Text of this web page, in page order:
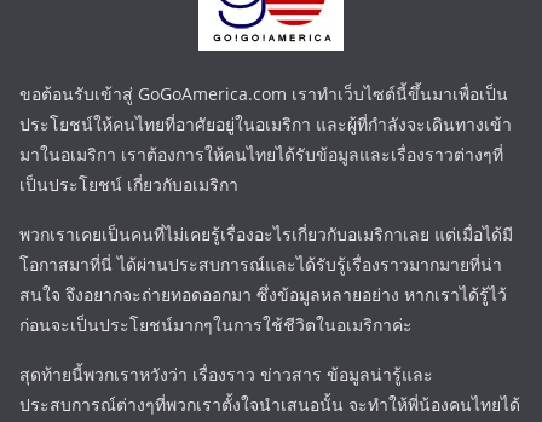
ขอต้อนรับเข้าสู่ GoGoAmerica.com เราทำเว็บไซต์นี้ขึ้นมาเพื่อเป็น
ประโยชน์ให้คนไทยที่อาศัยอยู่ในอเมริกา และผู้ที่กำลังจะเดินทางเข้า
มาในอเมริกา เราต้องการให้คนไทยได้รับข้อมูลและเรื่องราวต่างๆที่
เป็นประโยชน์ เกี่ยวกับอเมริกา
พวกเราเคยเป็นคนที่ไม่เคยรู้เรื่องอะไรเกี่ยวกับอเมริกาเลย แต่เมื่อได้มี
โอกาสมาที่นี่ ได้ผ่านประสบการณ์และได้รับรู้เรื่องราวมากมายที่น่า
สนใจ จึงอยากจะถ่ายทอดออกมา ซึ่งข้อมูลหลายอย่าง หากเราได้รู้ไว้
ก่อนจะเป็นประโยชน์มากๆในการใช้ชีวิตในอเมริกาค่ะ
สุดท้ายนี้พวกเราหวังว่า เรื่องราว ข่าวสาร ข้อมูลน่ารู้และ
ประสบการณ์ต่างๆที่พวกเราตั้งใจนำเสนอนั้น จะทำให้พี่น้องคนไทยได้